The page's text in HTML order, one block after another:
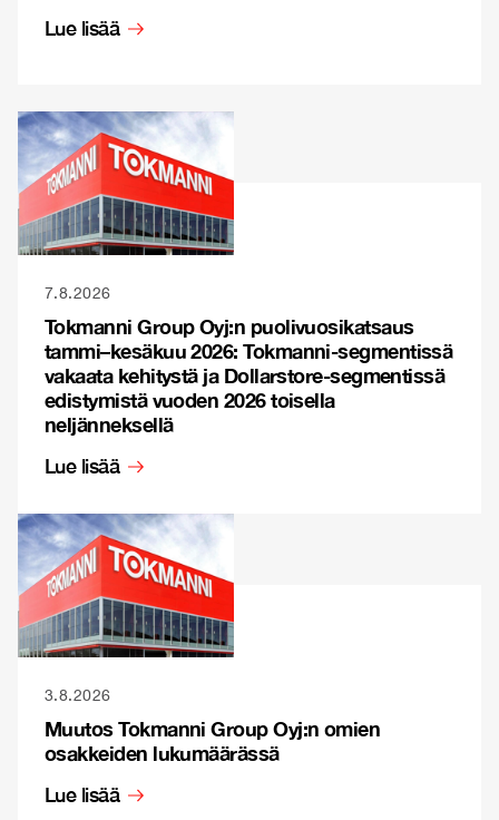
Lue lisää
7.8.2026
Tokmanni Group Oyj:n puolivuosikatsaus
tammi–kesäkuu 2026: Tokmanni-segmentissä
vakaata kehitystä ja Dollarstore-segmentissä
edistymistä vuoden 2026 toisella
neljänneksellä
Lue lisää
3.8.2026
Muutos Tokmanni Group Oyj:n omien
osakkeiden lukumäärässä
Lue lisää